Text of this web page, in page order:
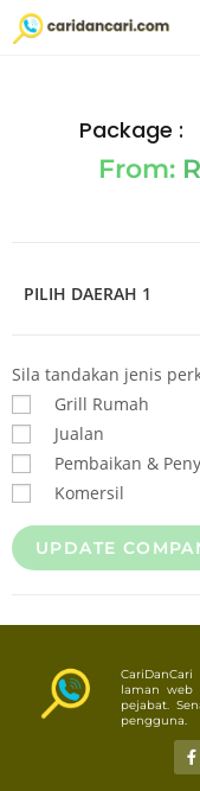
Package :
From:
PILIH DAERAH 1
Sila tandakan jenis
Grill Rumah
Jualan
Pembaikan &
Komersil
UPDATE
laman web
pejabat.
pengguna.